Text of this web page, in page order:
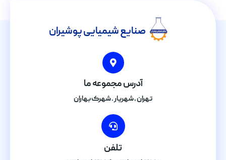
صنایع شیمیایی پوشیران
آدرس مجموعه ما
تهران , شهریار . شهرک بهاران
تلفن